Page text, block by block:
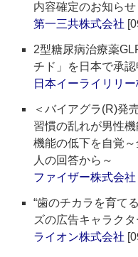
内容確定のお知らせ
第一三共株式会社
2型糖尿病治療薬
チド」を日本で承
日本イーライリリ
＜バイアグラ(R)発
習慣の乱れが男性
機能の低下を自覚
人の回答から～
ファイザー株式会社
“歯のチカラを育て
ズの広告キャラク
ライオン株式会社